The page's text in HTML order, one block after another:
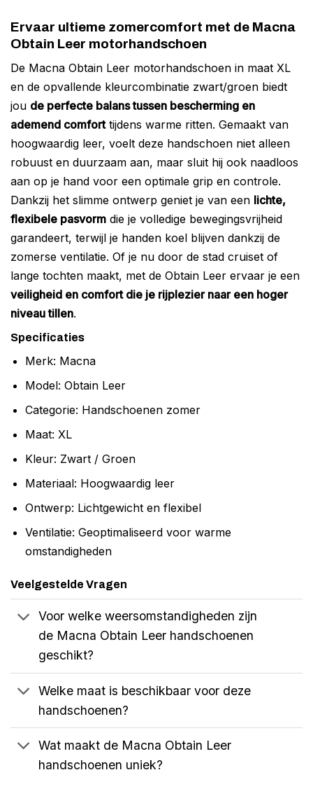
Ervaar ultieme zomercomfort met de Macna
Obtain Leer motorhandschoen
De Macna Obtain Leer motorhandschoen in maat XL
en de opvallende kleurcombinatie zwart/groen biedt
jou de perfecte balans tussen bescherming en
ademend comforttijdens warme ritten. Gemaakt van
hoogwaardig leer, voelt deze handschoen niet alleen
robuust en duurzaam aan, maar sluit hij ook naadloos
aan op je hand voor een optimale grip en controle.
Dankzij het slimme ontwerp geniet je van een lichte,
flexibele pasvorm die je volledige bewegingsvrijheid
garandeert, terwijl je handen koel blijven dankzij de
zomerse ventilatie. Of je nu door de stad cruiset of
lange tochten maakt, met de Obtain Leer ervaar je een
veiligheid en comfort die je rijplezier naar een hoger
niveau tillen.
Specificaties
Merk: Macna
Model: Obtain Leer
Categorie: Handschoenen zomer
Maat: XL
Kleur: Zwart / Groen
Materiaal: Hoogwaardig leer
Ontwerp: Lichtgewicht en flexibel
Ventilatie: Geoptimaliseerd voor warme
omstandigheden
Veelgestelde Vragen
Voor welke weersomstandigheden zijn
de Macna Obtain Leer handschoenen
geschikt?
Welke maat is beschikbaar voor deze
handschoenen?
Wat maakt de Macna Obtain Leer
handschoenen uniek?